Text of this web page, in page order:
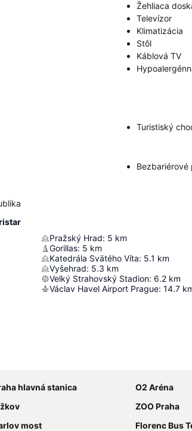
Žehliaca
Televízor
Klimatizácia
Stôl
Káblová TV
Turistiský
Bezbariérové
Pražský Hrad: 5 km
Gorillas: 5 km
Katedrála Svätého Víta: 5.1 km
Vyšehrad: 5.3 km
Velký Strahovský Stadion: 6.2 km
Václav Havel Airport Prague: 14.7
hlavná stanica O2 Aréna
ZOO Praha
most Florenc Bus